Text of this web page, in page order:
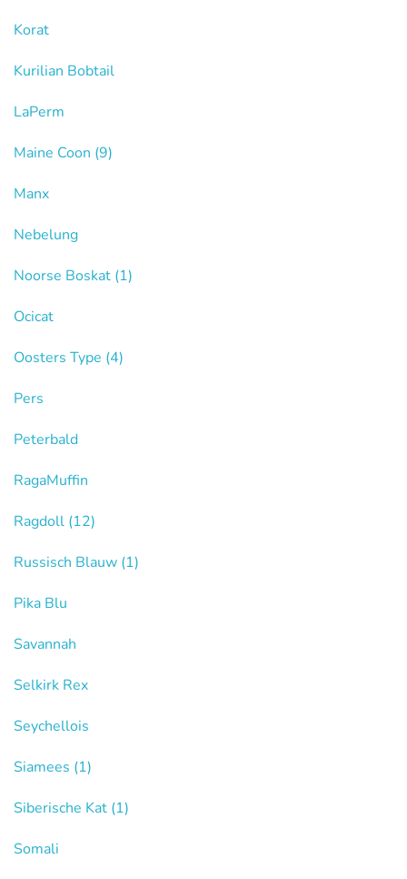
Korat
Kurilian Bobtail
LaPerm
Maine Coon (9)
Manx
Nebelung
Noorse Boskat (1)
Ocicat
Oosters Type (4)
Pers
Peterbald
RagaMuffin
Ragdoll (12)
Russisch Blauw (1)
Pika Blu
Savannah
Selkirk Rex
Seychellois
Siamees (1)
Siberische Kat (1)
Somali